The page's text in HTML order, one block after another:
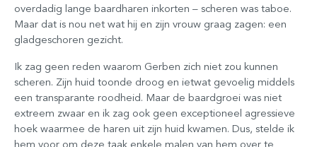
overdadig lange baardharen inkorten – scheren was taboe.
Maar dat is nou net wat hij en zijn vrouw graag zagen: een
gladgeschoren gezicht.
Ik zag geen reden waarom Gerben zich niet zou kunnen
scheren. Zijn huid toonde droog en ietwat gevoelig middels
een transparante roodheid. Maar de baardgroei was niet
extreem zwaar en ik zag ook geen exceptioneel agressieve
hoek waarmee de haren uit zijn huid kwamen. Dus, stelde ik
hem voor om deze taak enkele malen van hem over te